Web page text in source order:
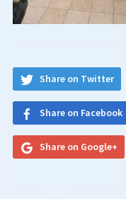
Share on Twitter
Share on Facebook
Share on Google+